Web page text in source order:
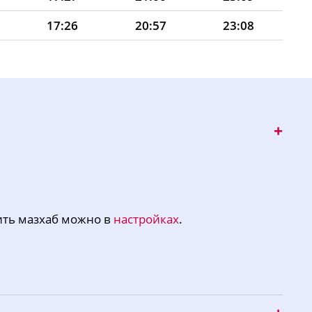
17:26 20:57
23:08
20:43
мазхаб можно в настройках.